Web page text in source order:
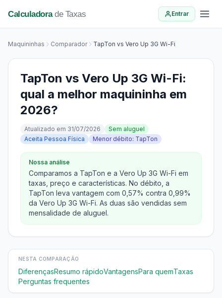
Calculadorade Taxas Entrar
Maquininhas Comparador TapTon vs Vero Up 3G Wi-Fi
TapTon vs Vero Up 3G Wi-Fi:
qual a melhor maquininha em
2026?
Atualizado em 31/07/2026
Sem aluguel
Aceita Pessoa Física
Menor débito: TapTon
Nossa análise
Comparamos a TapTon e a Vero Up 3G Wi-Fi em
taxas, preço e características. No débito, a
TapTon leva vantagem com 0,57% contra 0,99%
da Vero Up 3G Wi-Fi. As duas são vendidas sem
mensalidade de aluguel.
NESTA COMPARAÇÃO
DiferençasResumo rápidoVantagensPara quemTaxas
Perguntas frequentes